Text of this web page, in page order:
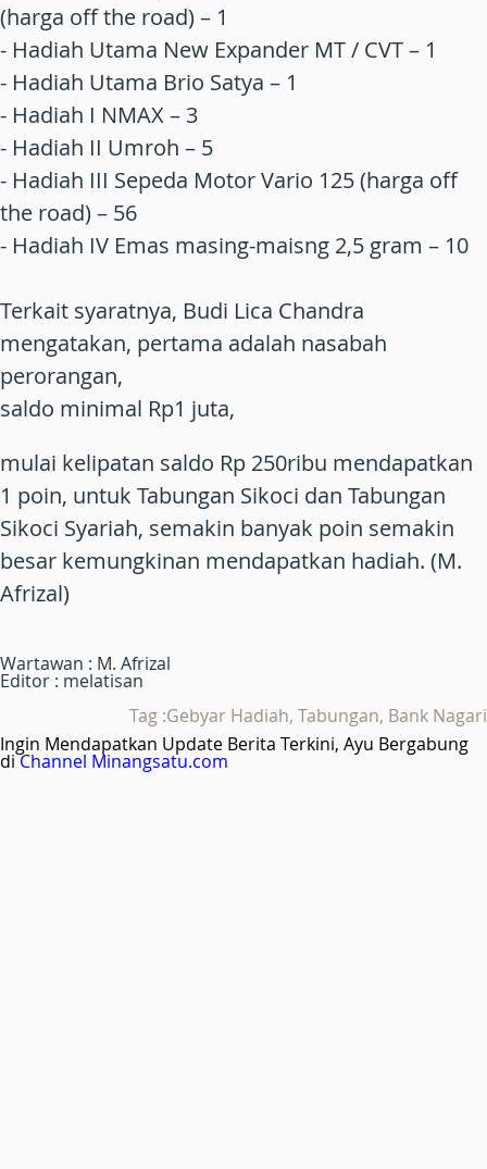
(harga off the road) – 1
- Hadiah Utama New Expander MT / CVT – 1
- Hadiah Utama Brio Satya – 1
- Hadiah I NMAX – 3
- Hadiah II Umroh – 5
- Hadiah III Sepeda Motor Vario 125 (harga off
the road) – 56
- Hadiah IV Emas masing-maisng 2,5 gram – 10
Terkait syaratnya, Budi Lica Chandra
mengatakan, pertama adalah nasabah
perorangan,
saldo minimal Rp1 juta,
mulai kelipatan saldo Rp 250ribu mendapatkan
1 poin, untuk Tabungan Sikoci dan Tabungan
Sikoci Syariah, semakin banyak poin semakin
besar kemungkinan mendapatkan hadiah. (M.
Afrizal)
Wartawan : M. Afrizal
Editor : melatisan
Tag :Gebyar Hadiah, Tabungan, Bank Nagari
Ingin Mendapatkan Update Berita Terkini, Ayu Bergabung
diChannel Minangsatu.com